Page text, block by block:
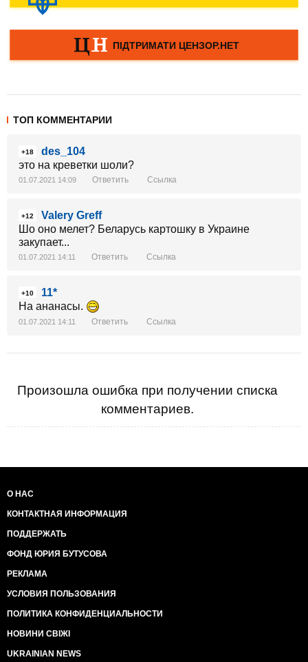
ТОП КОММЕНТАРИИ
+18
des_104
это на креветки шоли?
01.07.2021 14:09 Ответить Ссылка
+12
Valery Greff
Шо оно мелет? Беларусь картошку в Украине
закупает...
01.07.2021 14:11 Ответить Ссылка
+10
11*
На ананасы.
01.07.2021 14:11 Ответить Ссылка
Произошла ошибка при получении списка
комментариев.
О НАС
КОНТАКТНАЯ ИНФОРМАЦИЯ
ПОДДЕРЖАТЬ
ФОНД ЮРИЯ БУТУСОВА
РЕКЛАМА
УСЛОВИЯ ПОЛЬЗОВАНИЯ
ПОЛИТИКА КОНФИДЕНЦИАЛЬНОСТИ
НОВИНИ СВІЖІ
UKRAINIAN NEWS